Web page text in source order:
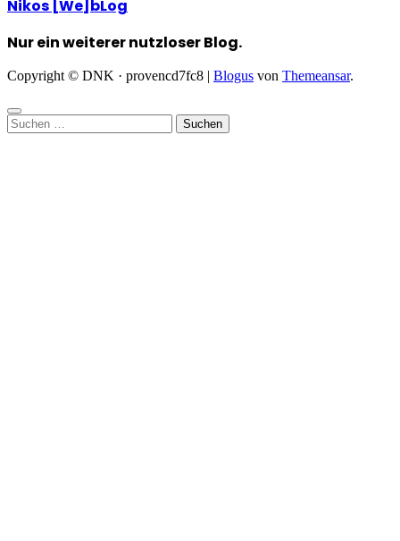
Nikos [We]bLog
Nur ein weiterer nutzloser Blog.
Copyright © DNK · provencd7fc8 | Blogus von Themeansar.
Suchen
nach: